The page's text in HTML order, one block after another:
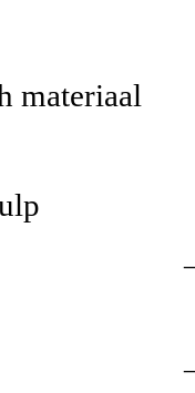
materiaal